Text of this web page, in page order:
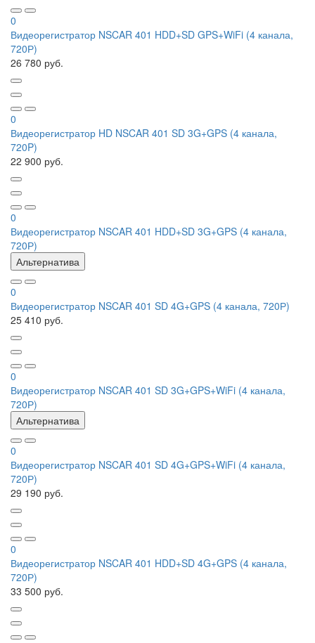
0
Видеорегистратор NSCAR 401 HDD+SD GPS+WiFi (4 канала,
720Р)
26 780 руб.
0
Видеорегистратор HD NSCAR 401 SD 3G+GPS (4 канала,
720P)
22 900 руб.
0
Видеорегистратор NSCAR 401 HDD+SD 3G+GPS (4 канала,
720Р)
Альтернатива
0
Видеорегистратор NSCAR 401 SD 4G+GPS (4 канала, 720Р)
25 410 руб.
0
Видеорегистратор NSCAR 401 SD 3G+GPS+WiFi (4 канала,
720Р)
Альтернатива
0
Видеорегистратор NSCAR 401 SD 4G+GPS+WiFi (4 канала,
720Р)
29 190 руб.
0
Видеорегистратор NSCAR 401 HDD+SD 4G+GPS (4 канала,
720Р)
33 500 руб.